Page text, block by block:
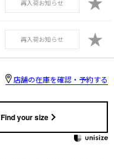
再入荷お知らせ
再入荷お知らせ ★
店舗の在庫を確認・予約する
Find your size